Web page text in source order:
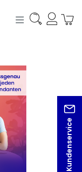
Kundenservice